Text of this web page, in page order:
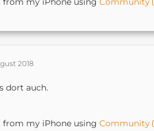
from my iPhone using
2018
dort auch.
from my iPhone using Community